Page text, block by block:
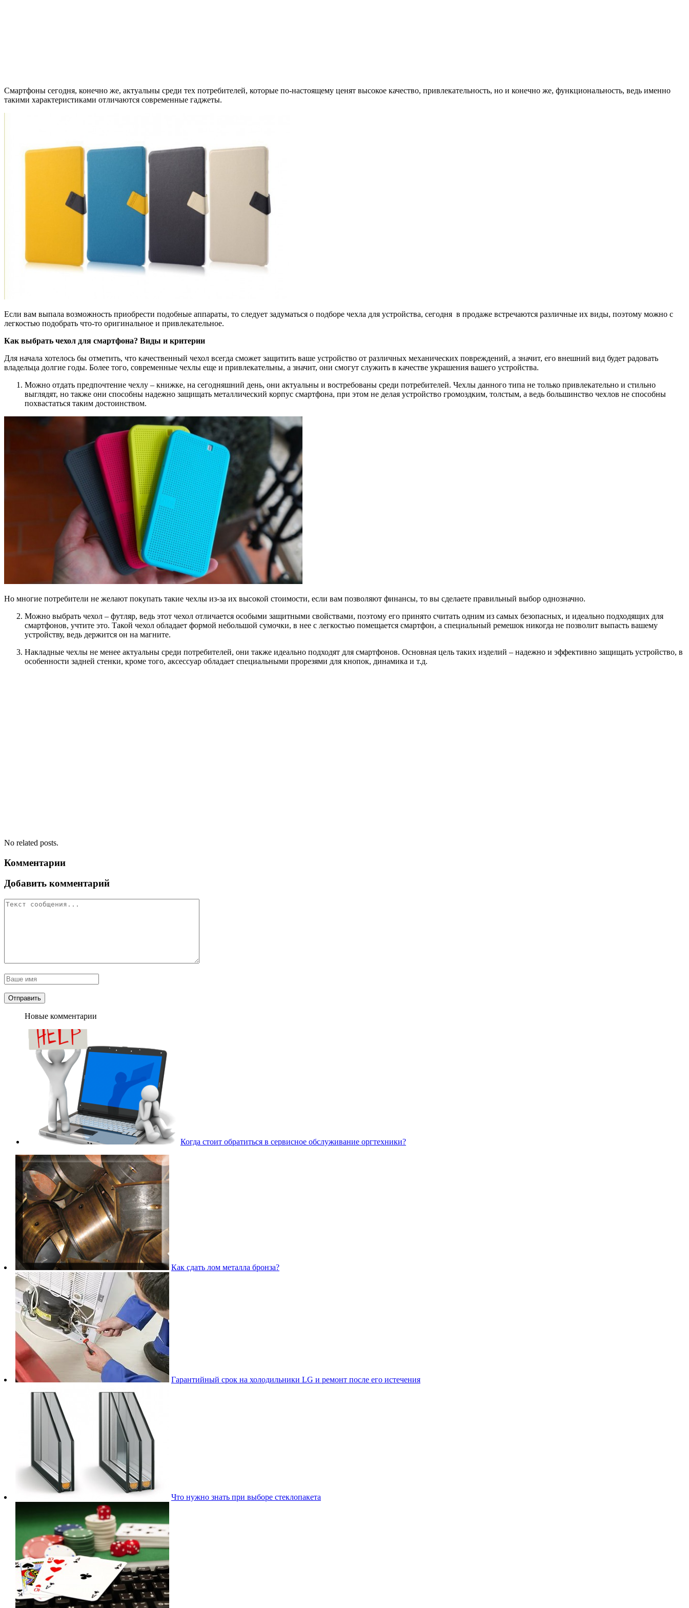
Смартфоны сегодня, конечно же, актуальны среди тех потребителей, которые по-настоящему ценят высокое качество, привлекательность, но и конечно же, функциональность, ведь именно
такими характеристиками отличаются современные гаджеты.
Если вам выпала возможность приобрести подобные аппараты, то следует задуматься о подборе чехла для устройства, сегодня в продаже встречаются различные их виды, поэтому можно с
легкостью подобрать что-то оригинальное и привлекательное.
Как выбрать чехол для смартфона? Виды и критерии
Для начала хотелось бы отметить, что качественный чехол всегда сможет защитить ваше устройство от различных механических повреждений, а значит, его внешний вид будет радовать
владельца долгие годы. Более того, современные чехлы еще и привлекательны, а значит, они смогут служить в качестве украшения вашего устройства.
Можно отдать предпочтение чехлу – книжке, на сегодняшний день, они актуальны и востребованы среди потребителей. Чехлы данного типа не только привлекательно и стильно
выглядят, но также они способны надежно защищать металлический корпус смартфона, при этом не делая устройство громоздким, толстым, а ведь большинство чехлов не способны
похвастаться таким достоинством.
Но многие потребители не желают покупать такие чехлы из-за их высокой стоимости, если вам позволяют финансы, то вы сделаете правильный выбор однозначно.
Можно выбрать чехол – футляр, ведь этот чехол отличается особыми защитными свойствами, поэтому его принято считать одним из самых безопасных, и идеально подходящих для
смартфонов, учтите это. Такой чехол обладает формой небольшой сумочки, в нее с легкостью помещается смартфон, а специальный ремешок никогда не позволит выпасть вашему
устройству, ведь держится он на магните.
Накладные чехлы не менее актуальны среди потребителей, они также идеально подходят для смартфонов. Основная цель таких изделий – надежно и эффективно защищать устройство, в
особенности задней стенки, кроме того, аксессуар обладает специальными прорезями для кнопок, динамика и т.д.
No related posts.
Комментарии
Добавить комментарий
Новые комментарии
Когда стоит обратиться в сервисное обслуживание оргтехники?
Как сдать лом металла бронза?
Гарантийный срок на холодильники LG и ремонт после его истечения
Что нужно знать при выборе стеклопакета